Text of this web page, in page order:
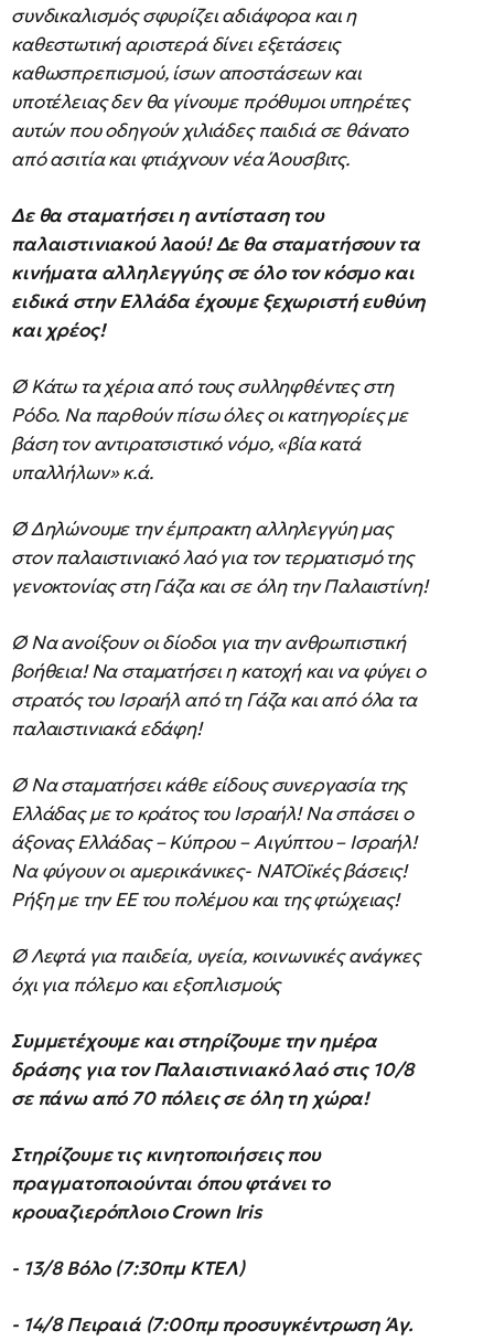
συνδικαλισμός σφυρίζει αδιάφορα και η
καθεστωτική αριστερά δίνει εξετάσεις
καθωσπρεπισμού, ίσων αποστάσεων και
υποτέλειας δεν θα γίνουμε πρόθυμοι υπηρέτες
αυτών που οδηγούν χιλιάδες παιδιά σε θάνατο
από ασιτία και φτιάχνουν νέα Άουσβιτς.
Δε θα σταματήσει η αντίσταση του
παλαιστινιακού λαού! Δε θα σταματήσουν τα
κινήματα αλληλεγγύης σε όλο τον κόσμο και
ειδικά στην Ελλάδα έχουμε ξεχωριστή ευθύνη
και χρέος!
Ø Κάτω τα χέρια από τους συλληφθέντες στη
Ρόδο. Να παρθούν πίσω όλες οι κατηγορίες με
βάση τον αντιρατσιστικό νόμο, «βία κατά
υπαλλήλων» κ.ά.
Ø Δηλώνουμε την έμπρακτη αλληλεγγύη μας
στον παλαιστινιακό λαό για τον τερματισμό της
γενοκτονίας στη Γάζα και σε όλη την Παλαιστίνη!
Ø Να ανοίξουν οι δίοδοι για την ανθρωπιστική
βοήθεια! Να σταματήσει η κατοχή και να φύγει ο
στρατός του Ισραήλ από τη Γάζα και από όλα τα
παλαιστινιακά εδάφη!
Ø Να σταματήσει κάθε είδους συνεργασία της
Ελλάδας με το κράτος του Ισραήλ! Να σπάσει ο
άξονας Ελλάδας – Κύπρου – Αιγύπτου – Ισραήλ!
Να φύγουν οι αμερικάνικες- ΝΑΤΟϊκές βάσεις!
Ρήξη με την ΕΕ του πολέμου και της φτώχειας!
Ø Λεφτά για παιδεία, υγεία, κοινωνικές ανάγκες
όχι για πόλεμο και εξοπλισμούς
Συμμετέχουμε και στηρίζουμε την ημέρα
δράσης για τον Παλαιστινιακό λαό στις 10/8
σε πάνω από 70 πόλεις σε όλη τη χώρα!
Στηρίζουμε τις κινητοποιήσεις που
πραγματοποιούνται όπου φτάνει το
κρουαζιερόπλοιοCrown Iris
- 13/8 Βόλο (7:30πμ ΚΤΕΛ)
- 14/8 Πειραιά (7:00πμ προσυγκέντρωση Άγ.